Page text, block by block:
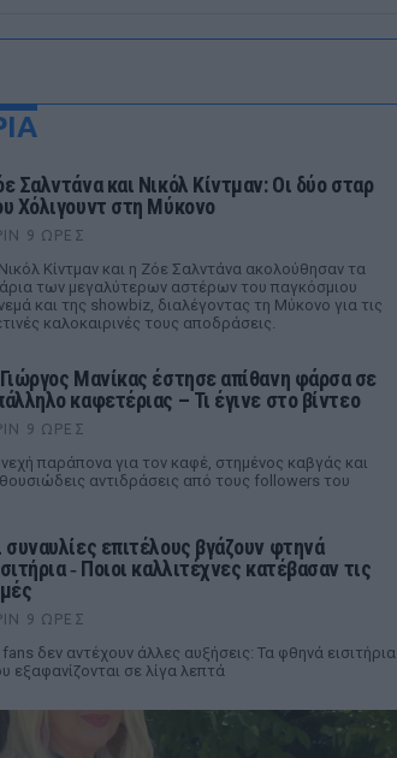
Σαλντάνα και Νικόλ Κίντμαν: Οι δύο σταρ
Χόλιγουντ στη Μύκονο
9 ΏΡΕΣ
Κίντμαν και η Ζόε Σαλντάνα ακολούθησαν τα
των μεγαλύτερων αστέρων του παγκόσμιου
και της showbiz, διαλέγοντας τη Μύκονο για τις
καλοκαιρινές τους αποδράσεις.
Μανίκας έστησε απίθανη φάρσα σε
καφετέριας – Τι έγινε στο βίντεο
9 ΏΡΕΣ
παράπονα για τον καφέ, στημένος καβγάς και
αντιδράσεις από τους followers του
συναυλίες επιτέλους βγάζουν φτηνά
‑ Ποιοι καλλιτέχνες κατέβασαν τις
9 ΏΡΕΣ
fans δεν αντέχουν άλλες αυξήσεις: Τα φθηνά εισιτήρια
εξαφανίζονται σε λίγα λεπτά